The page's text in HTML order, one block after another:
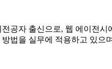
공자 출신으로, 웹 에이전
법을 실무에 적용하고 있으